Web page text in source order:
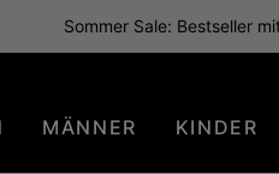
Sommer Sale: Bestseller
MÄNNER KINDER